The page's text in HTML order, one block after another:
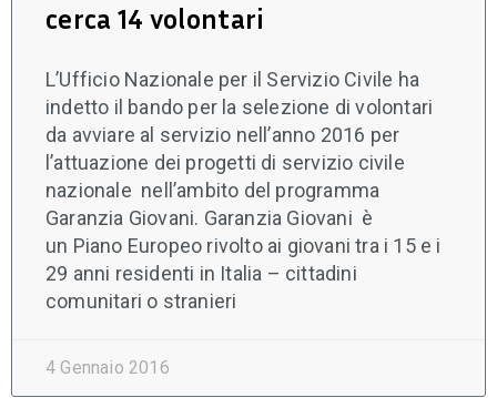
cerca 14 volontari
L’Ufficio Nazionale per il Servizio Civile ha
indetto il bando per la selezione di volontari
da avviare al servizio nell’anno 2016 per
l’attuazione dei progetti di servizio civile
nazionale nell’ambito del programma
Garanzia Giovani. Garanzia Giovani è
un Piano Europeo rivolto ai giovani tra i 15 e i
29 anni residenti in Italia – cittadini
comunitari o stranieri
4 Gennaio 2016